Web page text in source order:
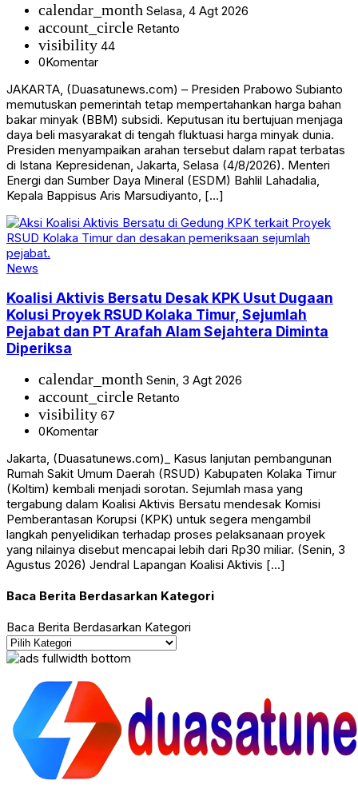
calendar_month Selasa, 4 Agt 2026
account_circle Retanto
visibility 44
0Komentar
JAKARTA, (Duasatunews.com) – Presiden Prabowo Subianto
memutuskan pemerintah tetap mempertahankan harga bahan
bakar minyak (BBM) subsidi. Keputusan itu bertujuan menjaga
daya beli masyarakat di tengah fluktuasi harga minyak dunia.
Presiden menyampaikan arahan tersebut dalam rapat terbatas
di Istana Kepresidenan, Jakarta, Selasa (4/8/2026). Menteri
Energi dan Sumber Daya Mineral (ESDM) Bahlil Lahadalia,
Kepala Bappisus Aris Marsudiyanto, […]
News
Koalisi Aktivis Bersatu Desak KPK Usut Dugaan
Kolusi Proyek RSUD Kolaka Timur, Sejumlah
Pejabat dan PT Arafah Alam Sejahtera Diminta
Diperiksa
calendar_month Senin, 3 Agt 2026
account_circle Retanto
visibility 67
0Komentar
Jakarta, (Duasatunews.com)_ Kasus lanjutan pembangunan
Rumah Sakit Umum Daerah (RSUD) Kabupaten Kolaka Timur
(Koltim) kembali menjadi sorotan. Sejumlah masa yang
tergabung dalam Koalisi Aktivis Bersatu mendesak Komisi
Pemberantasan Korupsi (KPK) untuk segera mengambil
langkah penyelidikan terhadap proses pelaksanaan proyek
yang nilainya disebut mencapai lebih dari Rp30 miliar. (Senin, 3
Agustus 2026) Jendral Lapangan Koalisi Aktivis […]
Baca Berita Berdasarkan Kategori
Baca Berita Berdasarkan Kategori